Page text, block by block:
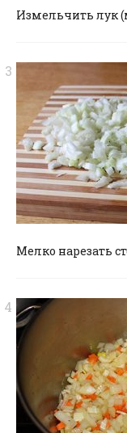
Измельчить лук
Мелко нарезать